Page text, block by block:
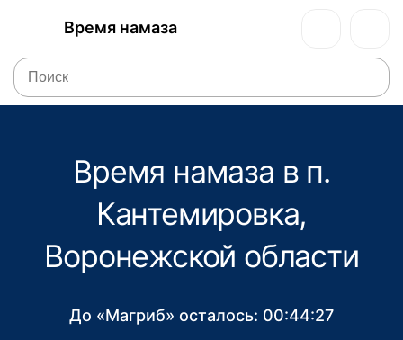
Время намаза
Время намаза в п.
Кантемировка,
Воронежской области
До «Магриб» осталось: 00:44:27